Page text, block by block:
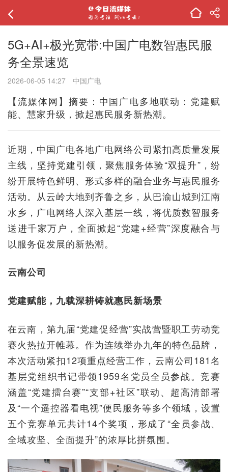
5G+AI+极光宽带:中国广电数智惠民服
务全景速览
2026-06-05 14:27 中国广电
【流媒体网】摘要：中国广电多地联动：党建赋
能、慧家升级，掀起惠民服务新热潮。
近期，中国广电各地广电网络公司紧扣高质量发展
主线，坚持党建引领，聚焦服务体验“双提升”，纷
纷开展特色鲜明、形式多样的融合业务与惠民服务
活动。从云岭大地到齐鲁之乡，从巴渝山城到江南
水乡，广电网络人深入基层一线，将优质数智服务
送进千家万户，全面掀起“党建+经营”深度融合与
以服务促发展的新热潮。
云南公司
党建赋能，九载深耕铸就惠民新场景
在云南，第九届“党建促经营”实战营暨职工劳动竞
赛火热拉开帷幕。作为连续举办九年的特色品牌，
本次活动紧扣12项重点经营工作，云南公司181名
基层党组织书记带领1959名党员全员参战。竞赛
涵盖“党建擂台赛”“支部+社区”联动、超高清部署
及“一个遥控器看电视”便民服务等多个领域，设置
五个竞赛单元共计14个奖项，形成了“全员参战、
全域攻坚、全面提升”的浓厚比拼氛围。